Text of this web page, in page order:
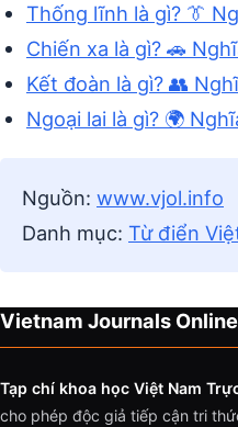
Thống lĩnh là gì? 👔
Chiến xa là gì? 🚗
Kết đoàn là gì? 👥
Ngoại lai là gì? 🌍
Nguồn: www.vjol.info
Danh mục: Từ điển
Vietnam Journals Online
Tạp chí khoa học Việt Nam
cho phép độc giả tiếp cận tri